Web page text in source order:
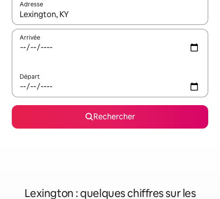
Adresse
Lorsque les résultats s'affichent, utilisez les flèches vers le
Arrivée
Départ
Rechercher
Lexington : quelques chiffres sur les